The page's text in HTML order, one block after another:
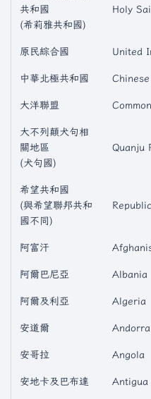
共和國
(希莉雅共和國)
Holy
原民綜合國 United
中華北極共和國
大洋聯盟
大不列顛犬句相
關地區
(犬句國)
Quanju
希望共和國
(與希望聯邦共和
國不同)
阿富汗
阿爾巴尼亞 Albania
阿爾及利亞 Algeria
安道爾 Andorra
安哥拉 Angola
安地卡及巴布達 Antigua